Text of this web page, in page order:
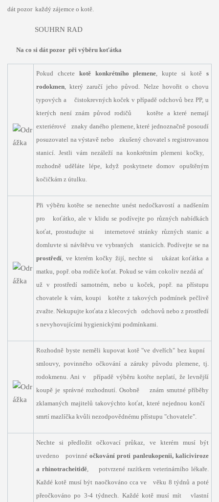
dát pozor každý zájemce o kotě.
SOUHRN RAD
Na co si dát pozor při výběru koťátka
Pokud chcete kotě konkrétního plemene , kupte si kotě s
rodokmen, který zaručí jeho původ. Nelze hovořit o chovu
typových a čistokrevných koček v případě odchovů bez PP, u
kterých není znám původ rodičů kotěte a které nemají
exteriérové znaky daného plemene, které jednoznačně posoudí
posuzovatel na výstavě nebo zkušený chovatel s registrovanou
stanicí. Jestli vám nezáleží na konkrétním plemeni kočky,
rozhodně uděláte lépe, když poskytnete domov opuštěným
kočičkám z útulku.
Při výběru kotěte se nenechte unést nedočkavostí a nadšením
pro koťátko, ale v klidu se podívejte po různých nabídkách
koťat, prostudujte si internetové stránky různých stanic a
domluvte si návštěvu ve vybraných stanicích. Podívejte se na
prostředí, ve kterém kočky žijí, nechte si ukázat koťátka a
matku, popř. oba rodiče koťat. Pokud se vám cokoliv nezdá ať
už v prostředí samotném, nebo u koček, popř. na přístupu
chovatele k vám, koupi kotěte z takových podmínek pečlivě
zvažte. Nekupujte koťata z klecových odchovů nebo z prostředí
s nevyhovujícími hygienickými podmínkami.
Rozhodně byste neměli kupovat kotě "ve dveřích" bez kupní
smlouvy, povinného očkování a záruky původu plemene, tj.
rodokmenu. Ani v případě výběru kotěte neplatí, že levnější
koupě je správné rozhodnutí. Osobně znám smutné příběhy
zklamaných majitelů takovýchto koťat, které nejednou končí
smrtí mazlíčka kvůli nezodpovědnému přístupu "chovatele".
Nechte si předložit očkovací průkaz, ve kterém musí být
uvedeno povinnéočkování proti panleukopenii, kaliciviroze
a rhinotracheitidě , potvrzené razítkem veterinárního lékaře.
Každé kotě musí být naočkováno cca ve věku 8 týdnů a poté
přeočkováno po 3-4 týdnech. Každé kotě musí mít vlastní